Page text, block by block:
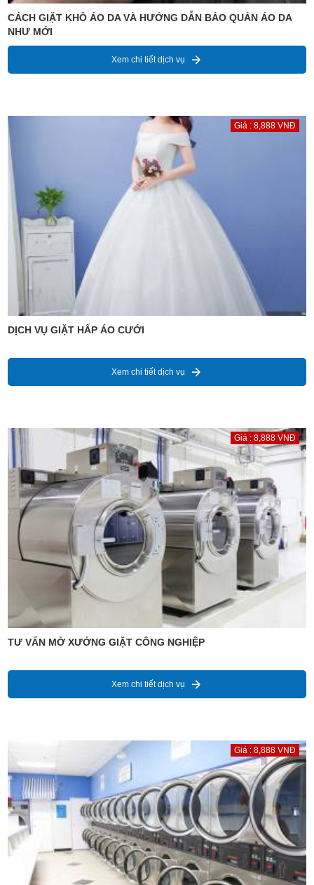
CÁCH GIẶT KHÔ ÁO DA VÀ HƯỚNG DẪN BẢO QUẢN ÁO DA
NHƯ MỚI
Xem chi tiết dịch vụ
Giá : 8,888 VNĐ
DỊCH VỤ GIẶT HẤP ÁO CƯỚI
Xem chi tiết dịch vụ
Giá : 8,888 VNĐ
TƯ VẤN MỞ XƯỞNG GIẶT CÔNG NGHIỆP
Xem chi tiết dịch vụ
Giá : 8,888 VNĐ